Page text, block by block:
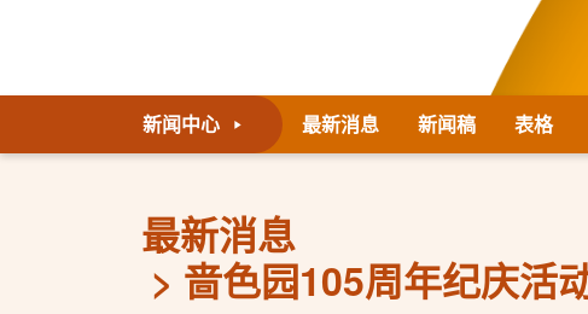
新闻中心 最新消息 新闻稿 表格
最新消息
啬色园105周年纪庆活